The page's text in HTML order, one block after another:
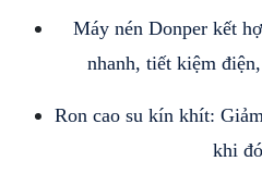
Máy nén Donper kết
nhanh, tiết kiệm
Ron cao su kín khít:
khi